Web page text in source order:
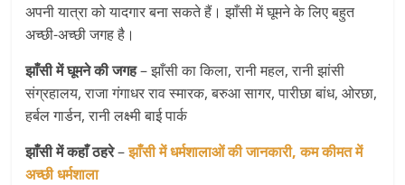
अपनी यात्रा को यादगार बना सकते हैं। झाँसी में घूमने के लिए बहुत
अच्छी-अच्छी जगह है।
झाँसी में घूमने की जगह– झाँसी का किला, रानी महल, रानी झांसी
संग्रहालय, राजा गंगाधर राव स्मारक, बरुआ सागर, पारीछा बांध, ओरछा,
हर्बल गार्डन, रानी लक्ष्मी बाई पार्क
झाँसी में कहाँ ठहरे–झाँसी में धर्मशालाओं की जानकारी, कम कीमत में
अच्छी धर्मशाला